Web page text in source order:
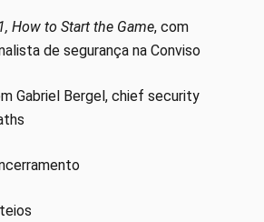
How to Start the Game, com
de segurança na Conviso
Gabriel Bergel, chief security